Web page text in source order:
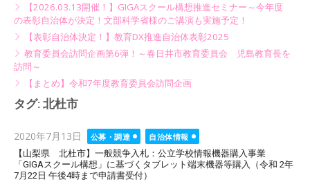
【2026.03.13開催！】GIGAスクール構想推進セミナー～今年度
の表彰自治体が決定！文部科学省様のご講演も実施予定！
【表彰自治体決定！】教育DX推進自治体表彰2025
教育委員会訪問企画第6弾！～春日井市教育委員会 児島教育長を
訪問～
【まとめ】令和7年度教育委員会訪問企画
タグ: 北杜市
Posted
on
2020年7月13日 公募・調達
自治体情報
【山梨県 北杜市】一般競争入札：公立学校情報機器購入事業
「GIGAスクール構想」に基づくタブレット端末機器等購入（令和 2年
7月22日 午後4時まで申請書受付）